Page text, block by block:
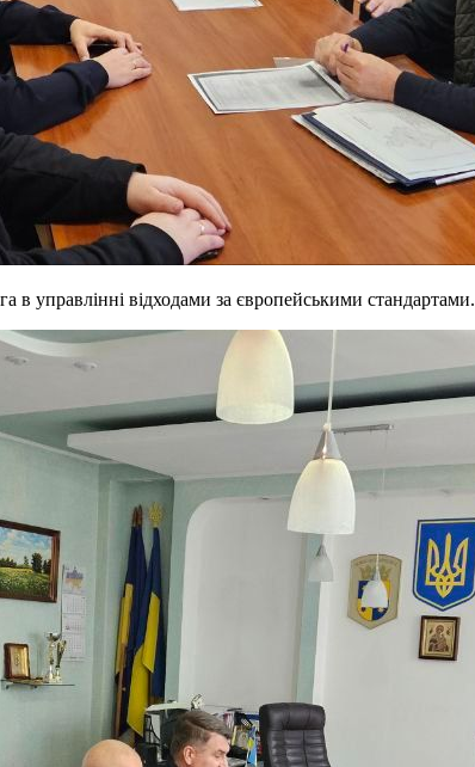
в управлінні відходами за європейськими стандартами.